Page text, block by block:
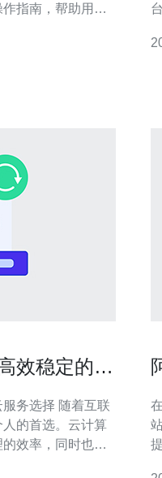
指南，帮助用户
受到以下几个因
效稳定的云
随着互联
的首选。云计算
效率，同时也降